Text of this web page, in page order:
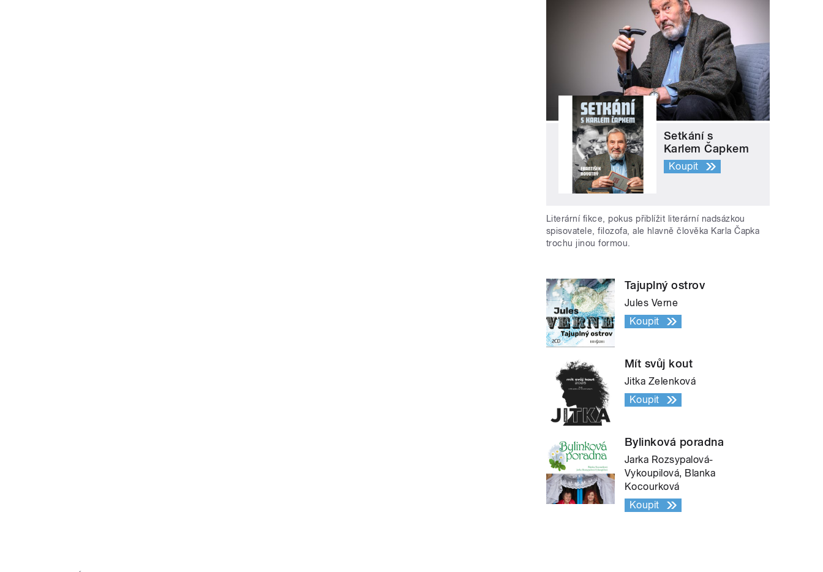
Setkání s
Karlem Čapkem
Koupit
Literární fikce, pokus přiblížit literární nadsázkou
spisovatele, filozofa, ale hlavně člověka Karla Čapka
trochu jinou formou.
Tajuplný ostrov
Jules Verne
Koupit
Mít svůj kout
Jitka Zelenková
Koupit
Bylinková poradna
Jarka Rozsypalová-
Vykoupilová, Blanka
Kocourková
Koupit